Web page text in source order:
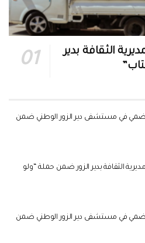
مديرية الثقافة بدير
هضمي في مستشفى دير الزور الوطني ضمن
مديرية الثقافة بدير الزور ضمن حملة “ولو
هضمي في مستشفى دير الزور الوطني ضمن